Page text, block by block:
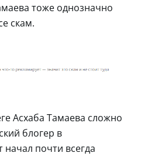
тоже однозначно
скам.
Асхаба Тамаева сложно
блогер в
почти всегда